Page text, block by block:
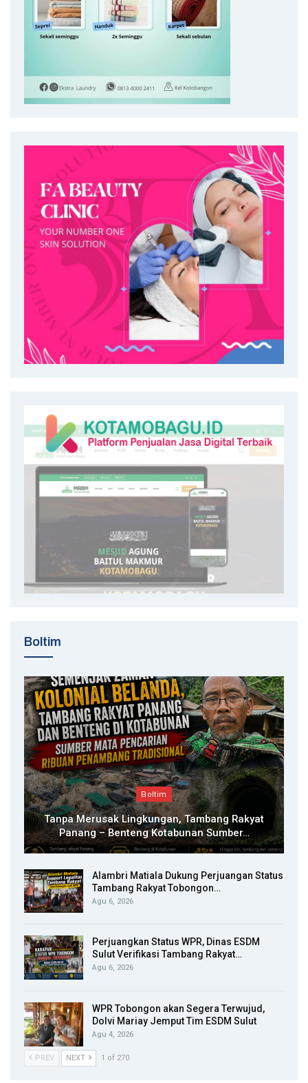
Boltim
Boltim
Tanpa Merusak Lingkungan, Tambang Rakyat
Panang – Benteng Kotabunan Sumber…
Alambri Matiala Dukung Perjuangan Status
Tambang Rakyat Tobongon…
Agu 6, 2026
Perjuangkan Status WPR, Dinas ESDM
Sulut Verifikasi Tambang Rakyat…
Agu 6, 2026
WPR Tobongon akan Segera Terwujud,
Dolvi Mariay Jemput Tim ESDM Sulut
Agu 4, 2026
PREV NEXT 1 of 270